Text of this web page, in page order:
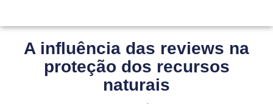
A influência das reviews na
proteção dos recursos
naturais